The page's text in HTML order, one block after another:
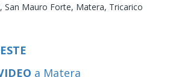
San Mauro Forte, Matera, Tricarico
a Matera